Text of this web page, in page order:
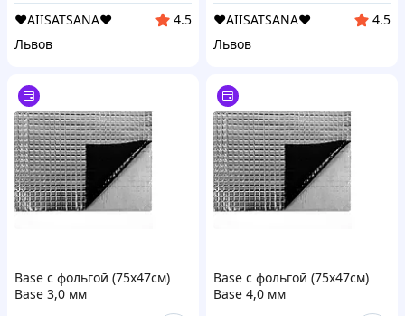
❤️AIISATSANA❤️
4.5
Львов
❤️AIISATSANA❤️
4.5
Львов
Base с фольгой (75x47см)
Base 3,0 мм
Base с фольгой (75x47см)
Base 4,0 мм